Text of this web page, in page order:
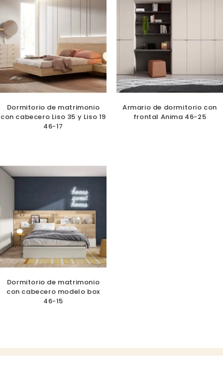
Dormitorio de matrimonio
con cabecero Liso 35 y Liso 19
46-17
Armario de dormitorio con
frontal Anima 46-25
Dormitorio de matrimonio
con cabecero modelo box
46-15